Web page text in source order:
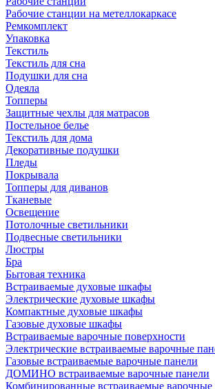
Рабочие станции на метеллокаркасе
Ремкомплект
Упаковка
Текстиль
Текстиль для сна
Подушки для сна
Одеяла
Топперы
Защитные чехлы для матрасов
Постельное белье
Текстиль для дома
Декоративные подушки
Пледы
Покрывала
Топперы для диванов
Тканевые
Освещение
Потолочные светильники
Подвесные светильники
Люстры
Бра
Бытовая техника
Встраиваемые духовые шкафы
Электрические духовые шкафы
Компактные духовые шкафы
Газовые духовые шкафы
Встраиваемые варочные поверхности
Электрические встраиваемые варочные
Газовые встраиваемые варочные панели
ДОМИНО встраиваемые варочные панели
Комбинированные встраиваемые варочные